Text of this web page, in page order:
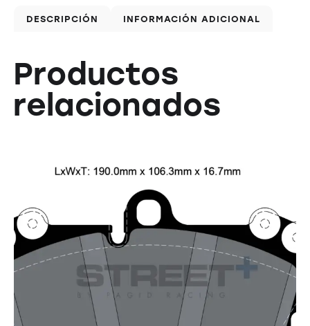
DESCRIPCIÓN INFORMACIÓN ADICIONAL
Productos
relacionados